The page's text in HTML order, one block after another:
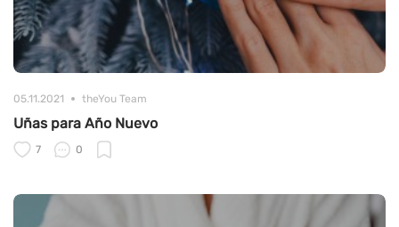
05.11.2021 theYou Team
Uñas para Año Nuevo
7 0